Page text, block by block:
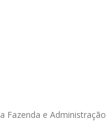
Fazenda e Administração